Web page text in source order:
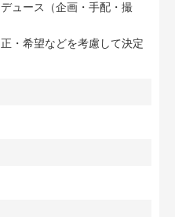
ュース（企画・手配・撮
・希望などを考慮して決定